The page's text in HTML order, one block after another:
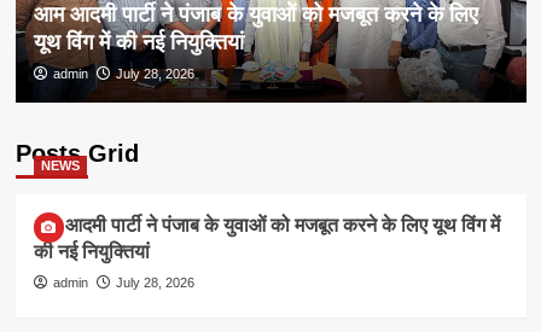
आम आदमी पार्टी ने पंजाब के युवाओं को मजबूत करने के लिए
यूथ विंग में की नई नियुक्तियां
admin July 28, 2026
Posts Grid
NEWS
आम आदमी पार्टी ने पंजाब के युवाओं को मजबूत करने के लिए यूथ विंग में
की नई नियुक्तियां
admin July 28, 2026